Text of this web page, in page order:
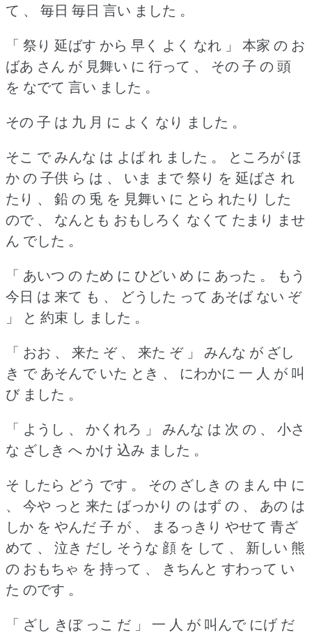
て 、 毎日 毎日 言い ました 。
「 祭り 延ばす から 早く よく なれ 」 本家 の お
ばあ さん が 見舞い に 行って 、 その 子 の 頭
を なでて 言い ました 。
その 子 は 九 月 に よく なり ました 。
そこ で みんな は よば れ ました 。
ところが ほ
か の 子供 ら は 、 いま まで 祭り を 延ばさ れ
たり 、 鉛 の 兎 を 見舞い に とら れたり した
ので 、 なんとも おもしろく なくて たまり ませ
ん でした 。
「 あいつ の ため に ひどい め に あった 。
もう
今日 は 来て も 、 どうした って あそば ない ぞ
」 と 約束 し ました 。
「 おお 、 来た ぞ 、 来た ぞ 」 みんな が ざし
き で あそんで いた とき 、 にわかに 一 人 が 叫
び ました 。
「 ようし 、 かくれろ 」 みんな は 次 の 、 小さ
な ざしき へ かけ 込み ました 。
そ したら どう です 。
その ざしき の まん 中 に
、 今や っと 来た ばっかり の はず の 、 あの は
しか を やんだ 子 が 、 まるっきり やせて 青ざ
めて 、 泣き だし そうな 顔 を して 、 新しい 熊
の おもちゃ を 持って 、 きちんと すわって い
た のです 。
「 ざし きぼ っこ だ 」 一 人 が 叫んで にげ だ